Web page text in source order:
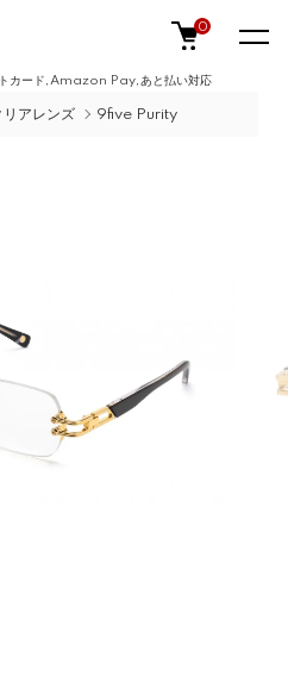
トカード,Amazon Pay,あと払い対応
0
アレンズ 9five Purity